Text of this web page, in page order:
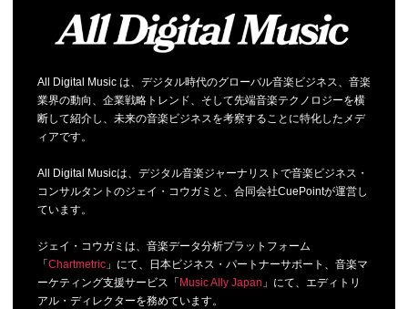
All Digital Music は、デジタル時代のグローバル音楽ビジネス、音楽
業界の動向、企業戦略トレンド、そして先端音楽テクノロジーを横
断して紹介し、未来の音楽ビジネスを考察することに特化したメデ
ィアです。
All Digital Musicは、デジタル音楽ジャーナリストで音楽ビジネス・
コンサルタントのジェイ・コウガミと、合同会社CuePointが運営し
ています。
ジェイ・コウガミは、音楽データ分析プラットフォーム
「Chartmetric」にて、日本ビジネス・パートナーサポート、音楽マ
ーケティング支援サービス「Music Ally Japan 」にて、エディトリ
アル・ディレクターを務めています。